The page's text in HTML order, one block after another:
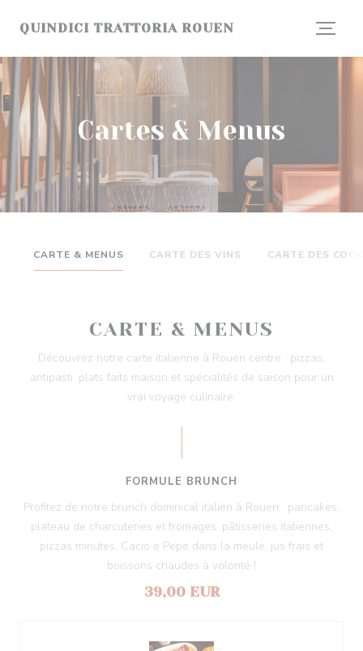
QUINDICI TRATTORIA ROUEN
Cartes & Menus
CARTE & MENUS CARTE DES VINS CARTE DES
CARTE & MENUS
Découvrez notre carte italienne à Rouen centre : pizzas,
antipasti, plats faits maison et spécialités de saison pour un
vrai voyage culinaire.
FORMULE BRUNCH
Profitez de notre brunch dominical italien à Rouen : pancakes,
plateau de charcuteries et fromages, pâtisseries italiennes,
pizzas minutes, Cacio e Pepe dans la meule, jus frais et
boissons chaudes à volonté !
39,00 EUR